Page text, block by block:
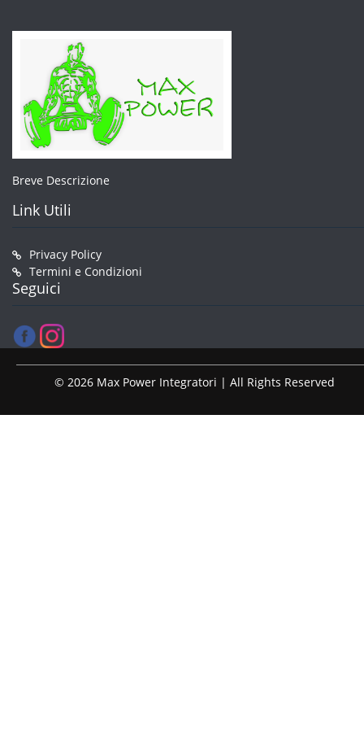
Breve Descrizione
Link Utili
Privacy Policy
Termini e Condizioni
Seguici
© 2026 Max Power Integratori | All Rights Reserved